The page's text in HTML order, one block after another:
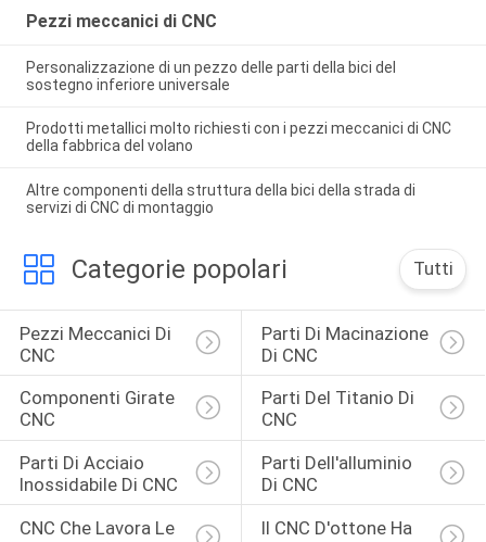
Pezzi meccanici di CNC
Personalizzazione di un pezzo delle parti della bici del
sostegno inferiore universale
Prodotti metallici molto richiesti con i pezzi meccanici di CNC
della fabbrica del volano
Altre componenti della struttura della bici della strada di
servizi di CNC di montaggio
Categorie popolari Tutti
Pezzi Meccanici Di
CNC
Parti Di Macinazione
Di CNC
Componenti Girate
CNC
Parti Del Titanio Di
CNC
Parti Di Acciaio
Inossidabile Di CNC
Parti Dell'alluminio
Di CNC
CNC Che Lavora Le
Il CNC D'ottone Ha